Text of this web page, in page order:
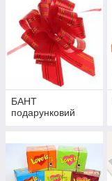
БАНТ
подарунковий